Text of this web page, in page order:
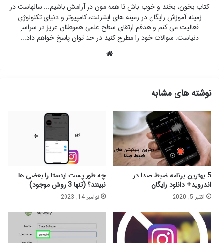
کتاب بخون، بخند و خوب باش تا همه مون در آرامش باشیم... سالهاست در
زمینه آموزش رایگان در زمینه های اینترنت، کامپیوتر و دنیای تکنولوژی
فعالیت می کنم و هدفم ارتقای سطح علمی هموطنان عزیز در سراسر
دنیاست. سوالات خود را مطرح کنید در حد توان پاسخ خواهم داد...
نوشته های مشابه
5 بهترین برنامه ضبط صدا در
اندروید+ دانلود رایگان
اکتبر 5, 2020
چه طور پست اینستا را بعضی ها
نبینند؟ (تنها 3 روش موجود)
نوامبر 14, 2023